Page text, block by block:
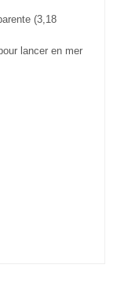
(3,18
lancer en mer